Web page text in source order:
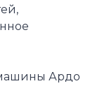
Ардо